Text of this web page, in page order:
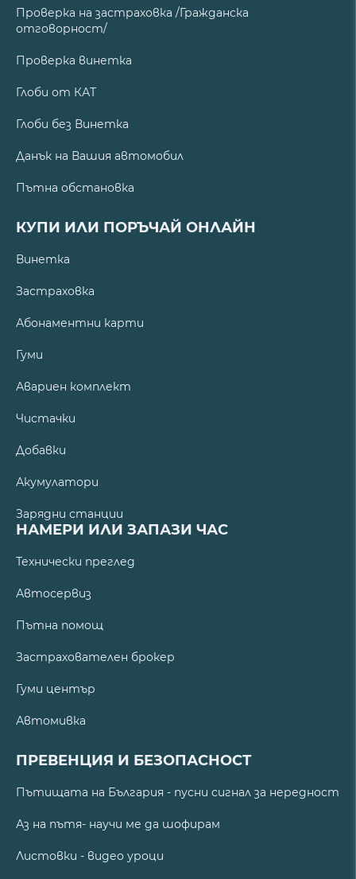
Проверка на застраховка /Гражданска
отговорност/
Проверка винетка
Глоби от КАТ
Глоби без Винетка
Данък на Вашия автомобил
Пътна обстановка
КУПИ ИЛИ ПОРЪЧАЙ ОНЛАЙН
Винетка
Застраховка
Абонаментни карти
Гуми
Авариен комплект
Чистачки
Добавки
Акумулатори
Зарядни станции
НАМЕРИ ИЛИ ЗАПАЗИ ЧАС
Технически преглед
Автосервиз
Пътна помощ
Застрахователен брокер
Гуми център
Автомивка
ПРЕВЕНЦИЯ И БЕЗОПАСНОСТ
Пътищата на България - пусни сигнал за нередност
Аз на пътя- научи ме да шофирам
Листовки - видео уроци